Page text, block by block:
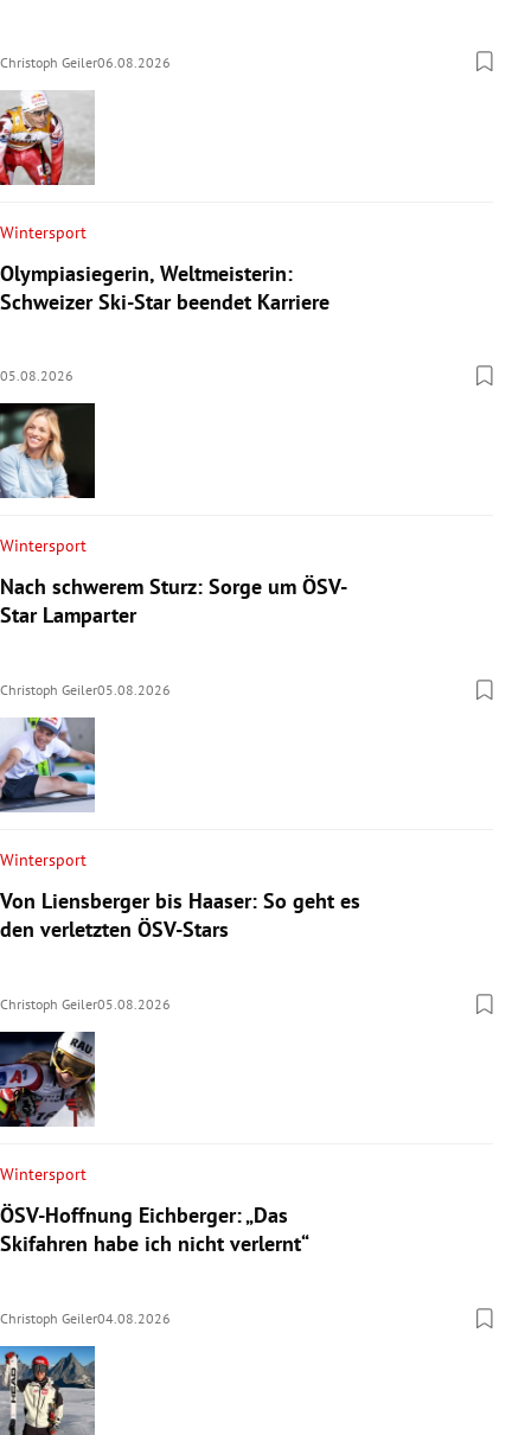
Christoph Geiler06.08.2026
Wintersport
Olympiasiegerin, Weltmeisterin:
Schweizer Ski-Star beendet Karriere
05.08.2026
Wintersport
Nach schwerem Sturz: Sorge um ÖSV-
Star Lamparter
Christoph Geiler05.08.2026
Wintersport
Von Liensberger bis Haaser: So geht es
den verletzten ÖSV-Stars
Christoph Geiler05.08.2026
Wintersport
ÖSV-Hoffnung Eichberger: „Das
Skifahren habe ich nicht verlernt“
Christoph Geiler04.08.2026